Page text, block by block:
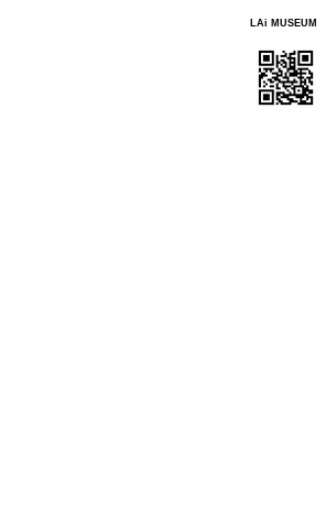
LAi MUSEUM